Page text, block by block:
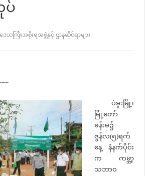
ပ်
ေသကြီးအစိုးရအဖွဲ့နှင့် ဌာနဆိုင်ရာများ
ပဲခူးမြို့၊
မြို့တော်
ခန်းမ၌
ဇွန်လ(၅)ရက်
နေ့ နံနက်ပိုင်း
က ကမ္ဘာ့
သဘာဝ